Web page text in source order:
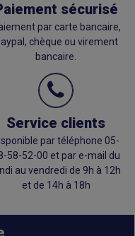
sécurisé
par carte bancaire,
chèque ou virement
bancaire.
Service clients
par téléphone 05-
58-52-00 et par e-mail du
au vendredi de 9h à 12h
et de 14h à 18h